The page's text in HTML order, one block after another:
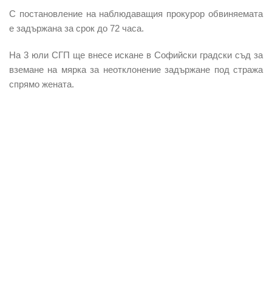
С постановление на наблюдаващия прокурор обвиняемата
е задържана за срок до 72 часа.
На 3 юли СГП ще внесе искане в Софийски градски съд за
вземане на мярка за неотклонение задържане под стража
спрямо жената.